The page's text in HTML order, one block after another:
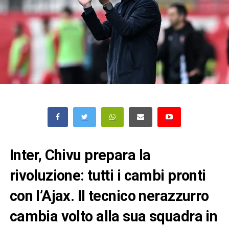
Inter, Chivu prepara la
rivoluzione: tutti i cambi pronti
con l’Ajax. Il tecnico nerazzurro
cambia volto alla sua squadra in